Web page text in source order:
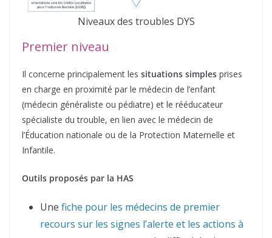
Niveaux des troubles DYS
Premier niveau
Il concerne principalement les situations simples prises
en charge en proximité par le médecin de l’enfant
(médecin généraliste ou pédiatre) et le rééducateur
spécialiste du trouble, en lien avec le médecin de
l’Éducation nationale ou de la Protection Maternelle et
Infantile.
Outils proposés par la HAS
Une fiche pour les médecins de premier
recours sur les signes l’alerte et les actions à